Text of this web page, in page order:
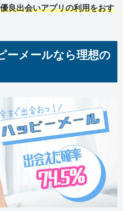
良出会いアプリの利用をおす
ーメールなら理想の